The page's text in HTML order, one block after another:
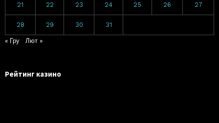
21 22 23 24 25 26 27
28 29 30 31
« Гру Лют »
Рейтинг казино